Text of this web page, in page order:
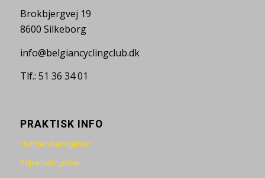
Brokbjergvej 19
8600 Silkeborg
info@belgiancyclingclub.dk
Tlf.: 51 36 34 01
PRAKTISK INFO
Handelsbetingelser
Rejsebetingelser